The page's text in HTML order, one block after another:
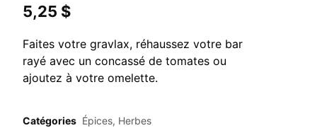
5,25 $
Faites votre gravlax, réhaussez votre bar
rayé avec un concassé de tomates ou
ajoutez à votre omelette.
Catégories Épices, Herbes